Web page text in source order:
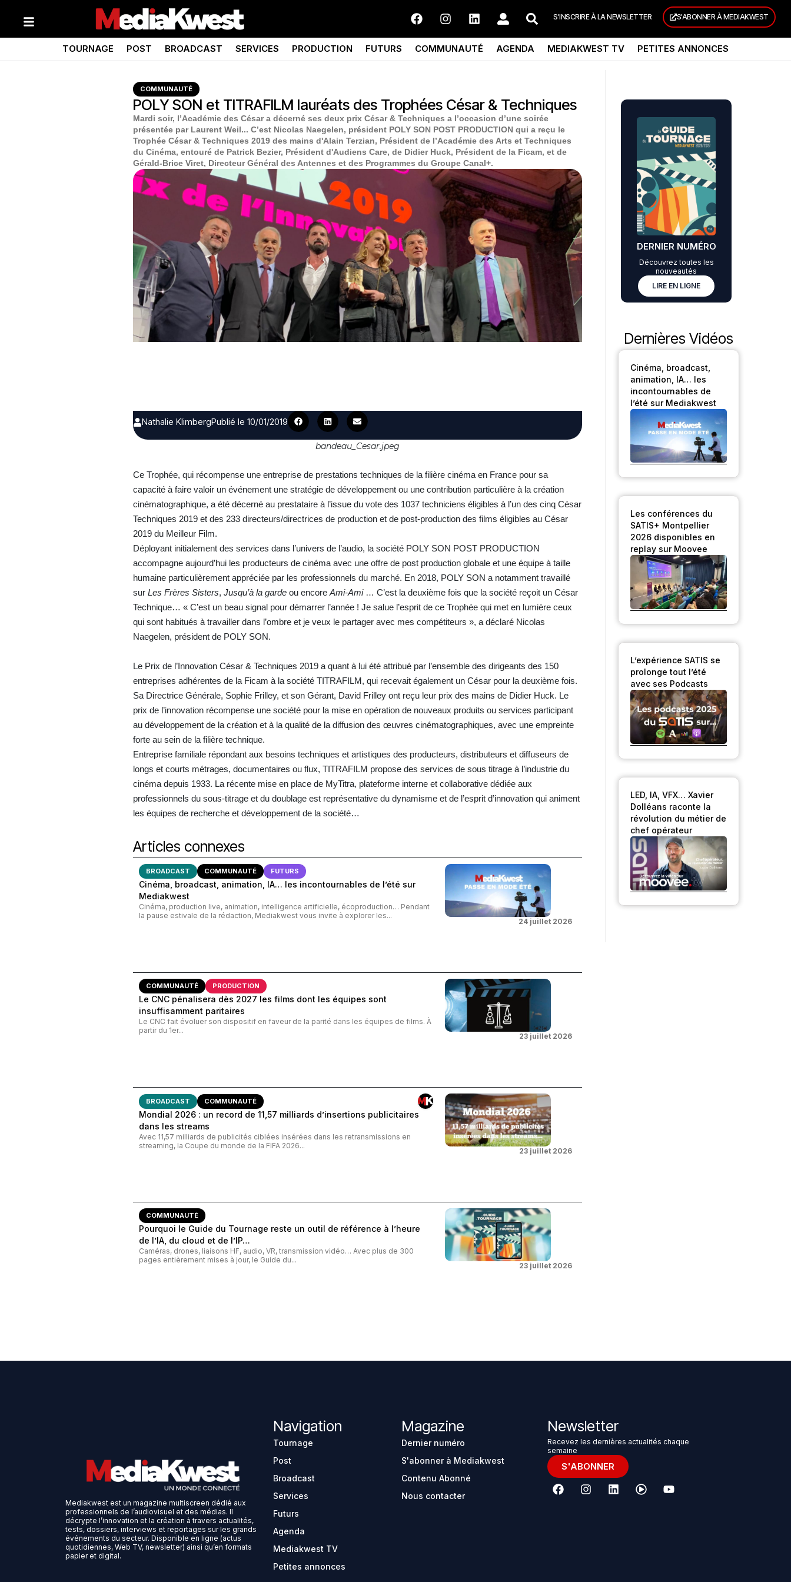
S'INSCRIRE À LA NEWSLETTER S'ABONNER À MEDIAKWEST
TOURNAGE POST BROADCAST SERVICES PRODUCTION FUTURS COMMUNAUTÉ AGENDA MEDIAKWEST TV PETITES ANNONCES
COMMUNAUTÉ
POLY SON et TITRAFILM lauréats des Trophées César & Techniques
Mardi soir, l’Académie des César a décerné ses deux prix César & Techniques a l’occasion d’une soirée
présentée par Laurent Weil... C’est Nicolas Naegelen, président POLY SON POST PRODUCTION qui a reçu le
Trophée César & Techniques 2019 des mains d'Alain Terzian, Président de l’Académie des Arts et Techniques
du Cinéma, entouré de Patrick Bezier, Président d'Audiens Care, de Didier Huck, Président de la Ficam, et de
Gérald-Brice Viret, Directeur Général des Antennes et des Programmes du Groupe Canal+.
Nathalie KlimbergPublié le 10/01/2019
bandeau_Cesar.jpeg
Ce Trophée, qui récompense une entreprise de prestations techniques de la filière cinéma en France pour sa
capacité à faire valoir un événement une stratégie de développement ou une contribution particulière à la création
cinématographique, a été décerné au prestataire à l’issue du vote des 1037 techniciens éligibles à l’un des cinq César
Techniques 2019 et des 233 directeurs/directrices de production et de post-production des films éligibles au César
2019 du Meilleur Film.
Déployant initialement des services dans l’univers de l’audio, la société POLY SON POST PRODUCTION
accompagne aujourd’hui les producteurs de cinéma avec une offre de post production globale et une équipe à taille
humaine particulièrement appréciée par les professionnels du marché. En 2018, POLY SON a notamment travaillé
surLes Frères Sisters,Jusqu’à la garde ou encoreAmi-Ami… C’est la deuxième fois que la société reçoit un César
Technique… « C’est un beau signal pour démarrer l’année ! Je salue l’esprit de ce Trophée qui met en lumière ceux
qui sont habitués à travailler dans l’ombre et je veux le partager avec mes compétiteurs », a déclaré Nicolas
Naegelen, président de POLY SON.
Le Prix de l’Innovation César & Techniques 2019 a quant à lui été attribué par l’ensemble des dirigeants des 150
entreprises adhérentes de la Ficam à la société TITRAFILM, qui recevait également un César pour la deuxième fois.
Sa Directrice Générale, Sophie Frilley, et son Gérant, David Frilley ont reçu leur prix des mains de Didier Huck. Le
prix de l’innovation récompense une société pour la mise en opération de nouveaux produits ou services participant
au développement de la création et à la qualité de la diffusion des œuvres cinématographiques, avec une empreinte
forte au sein de la filière technique.
Entreprise familiale répondant aux besoins techniques et artistiques des producteurs, distributeurs et diffuseurs de
longs et courts métrages, documentaires ou flux, TITRAFILM propose des services de sous titrage à l’industrie du
cinéma depuis 1933. La récente mise en place de MyTitra, plateforme interne et collaborative dédiée aux
professionnels du sous-titrage et du doublage est représentative du dynamisme et de l’esprit d’innovation qui animent
les équipes de recherche et développement de la société…
Articles connexes
BROADCAST COMMUNAUTÉ FUTURS
Cinéma, broadcast, animation, IA… les incontournables de l’été sur
Mediakwest
Cinéma, production live, animation, intelligence artificielle, écoproduction… Pendant
la pause estivale de la rédaction, Mediakwest vous invite à explorer les...
24 juillet 2026
COMMUNAUTÉ PRODUCTION
Le CNC pénalisera dès 2027 les films dont les équipes sont
insuffisamment paritaires
Le CNC fait évoluer son dispositif en faveur de la parité dans les équipes de films. À
partir du 1er...
23 juillet 2026
BROADCAST COMMUNAUTÉ
Mondial 2026 : un record de 11,57 milliards d’insertions publicitaires
dans les streams
Avec 11,57 milliards de publicités ciblées insérées dans les retransmissions en
streaming, la Coupe du monde de la FIFA 2026...
23 juillet 2026
COMMUNAUTÉ
Pourquoi le Guide du Tournage reste un outil de référence à l’heure
de l’IA, du cloud et de l’IP…
Caméras, drones, liaisons HF, audio, VR, transmission vidéo… Avec plus de 300
pages entièrement mises à jour, le Guide du...
23 juillet 2026
DERNIER NUMÉRO
Découvrez toutes les
nouveautés
LIRE EN LIGNE
Dernières Vidéos
Cinéma, broadcast,
animation, IA… les
incontournables de
l’été sur Mediakwest
Les conférences du
SATIS+ Montpellier
2026 disponibles en
replay sur Moovee
L’expérience SATIS se
prolonge tout l’été
avec ses Podcasts
LED, IA, VFX… Xavier
Dolléans raconte la
révolution du métier de
chef opérateur
Mediakwest est un magazine multiscreen dédié aux
professionnels de l’audiovisuel et des médias. Il
décrypte l’innovation et la création à travers actualités,
tests, dossiers, interviews et reportages sur les grands
événements du secteur. Disponible en ligne (actus
quotidiennes, Web TV, newsletter) ainsi qu’en formats
papier et digital.
Navigation
Tournage
Post
Broadcast
Services
Futurs
Agenda
Mediakwest TV
Petites annonces
Magazine
Dernier numéro
S'abonner à Mediakwest
Contenu Abonné
Nous contacter
Newsletter
Recevez les dernières actualités chaque
semaine
S'ABONNER